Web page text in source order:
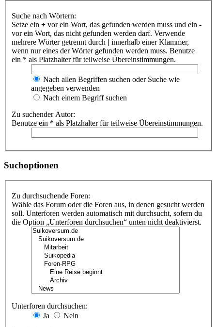
Suche nach Wörtern:
Setze ein + vor ein Wort, das gefunden werden muss und ein -
vor ein Wort, das nicht gefunden werden darf. Verwende
mehrere Wörter getrennt durch | innerhalb einer Klammer,
wenn nur eines der Wörter gefunden werden muss. Benutze
ein * als Platzhalter für teilweise Übereinstimmungen.
Nach allen Begriffen suchen oder Suche wie
angegeben verwenden
Nach einem Begriff suchen
Zu suchender Autor:
Benutze ein * als Platzhalter für teilweise Übereinstimmungen.
Suchoptionen
Zu durchsuchende Foren:
Wähle das Forum oder die Foren aus, in denen gesucht werden
soll. Unterforen werden automatisch mit durchsucht, sofern du
die Option „Unterforen durchsuchen“ unten nicht deaktivierst.
Unterforen durchsuchen:
Ja
Nein